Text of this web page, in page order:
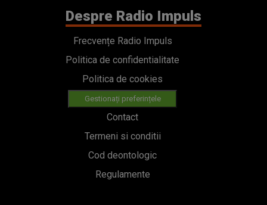
Despre Radio Impuls
Frecvențe Radio Impuls
Politica de confidentialitate
Politica de cookies
Gestionați preferințele
Contact
Termeni si conditii
Cod deontologic
Regulamente